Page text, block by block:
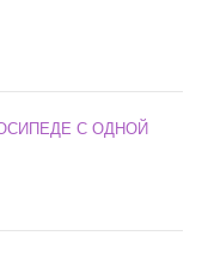
С ОДНОЙ